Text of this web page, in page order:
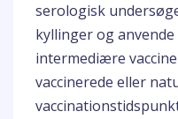
serologisk
kyllinger og
intermediære
vaccinerede eller